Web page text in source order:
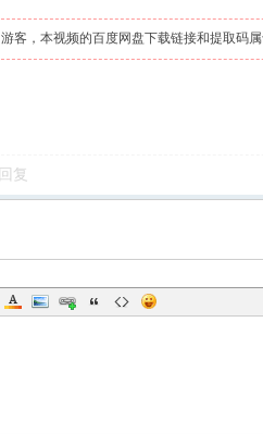
游客，本视频的百度网盘下载链接和提取码
回复